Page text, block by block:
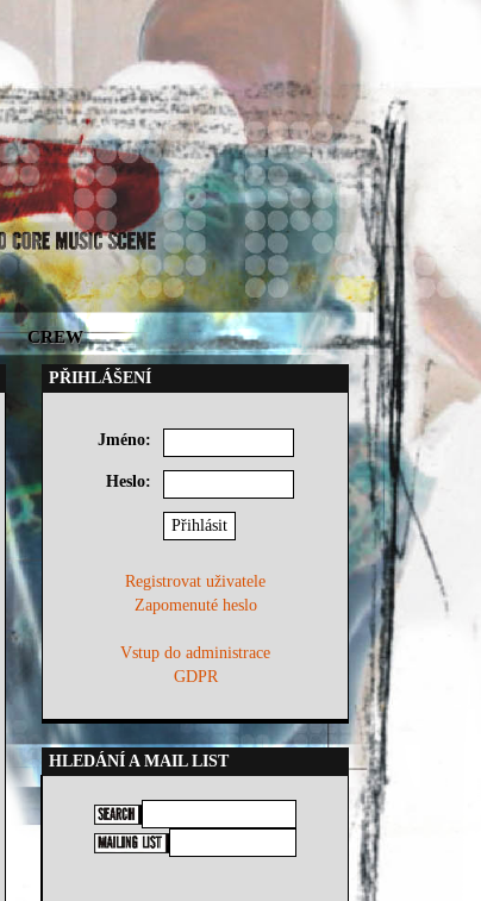
CREW
PŘIHLÁŠENÍ
Jméno:
Heslo:
Registrovat uživatele
Zapomenuté heslo
Vstup do administrace
GDPR
HLEDÁNÍ A MAIL LIST